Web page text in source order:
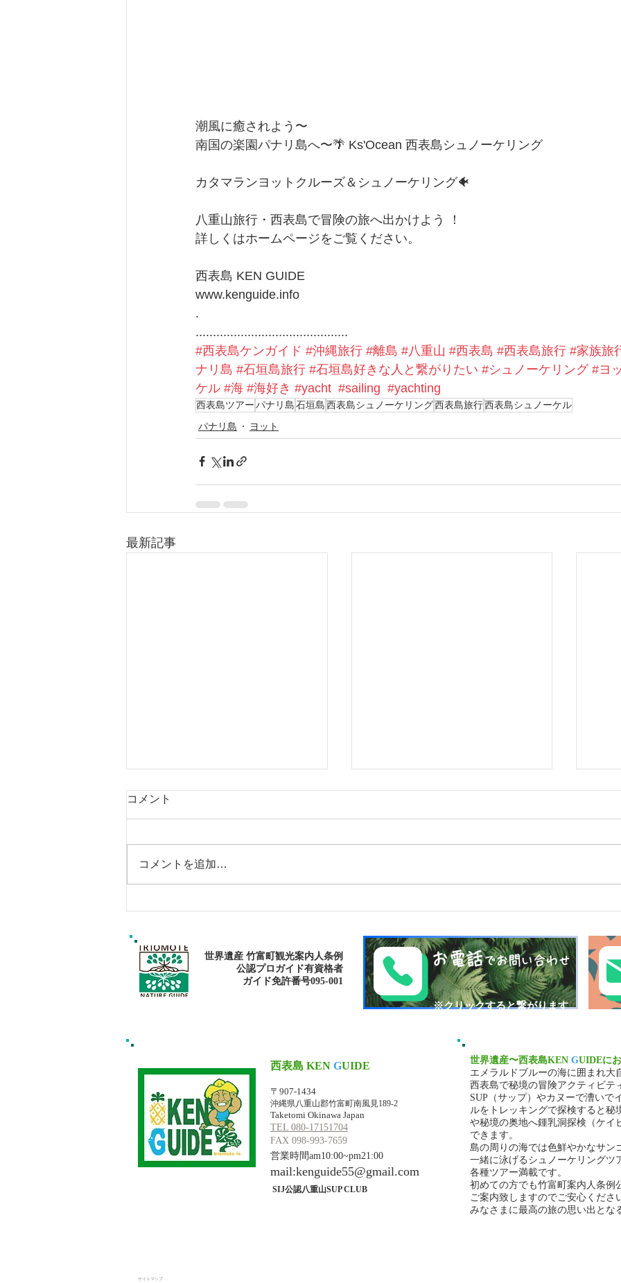
潮風に癒されよう〜
南国の楽園パナリ島へ〜🌴 Ks'Ocean 西表島シュノーケリング
カタマランヨットクルーズ＆シュノーケリング🐠
八重山旅行・西表島で冒険の旅へ出かけよう ！
詳しくはホームページをご覧ください。
西表島 KEN GUIDE
www.kenguide.info
.
............................................
#西表島ケンガイド #沖縄旅行 #離島 #八重山 #西表島 #西表島旅行 #家族旅
ナリ島 #石垣島旅行 #石垣島好きな人と繋がりたい #シュノーケリング #ヨ
ケル #海 #海好き #yacht #sailing #yachting
西表島ツアーパナリ島石垣島西表島シュノーケリング西表島旅行西表島シュノーケル
パナリ島
ヨット
最新記事
パナリ島シュノーケリング
コメント
コメントを追加…
世界遺産 竹富町観光案内人条例
公認プロガイド有資格者
​ガイド免許番号095-001​​
お電話でお問い合わせ
​※クリックすると繋がります
西表島 KEN GUIDE
〒907-1434
沖縄県八重山郡竹富町南風見189-2
Taketomi Okinawa Japan
TEL 080-17151704
FAX 098-993-7659
営業時間am10:00~pm21:00
mail:kenguide55@gmail.com
SIJ公認八重山SUP CLUB
世界遺産〜西表島KEN GUIDEに
エメラルドブルーの海に囲まれ大
西表島で秘境の冒険アクティビテ
SUP（サップ）やカヌーで漕いで
ルをトレッキングで探検すると秘
や秘境の奥地へ鍾乳洞探検（ケイ
できます。
島の周りの海では色鮮やかなサン
一緒に泳げるシュノーケリングツ
各種ツアー満載です。
初めての方でも竹富町案内人条例
ご案内致しますのでご安心くださ
みなさまに最高の旅の思い出とな
サイトマップ